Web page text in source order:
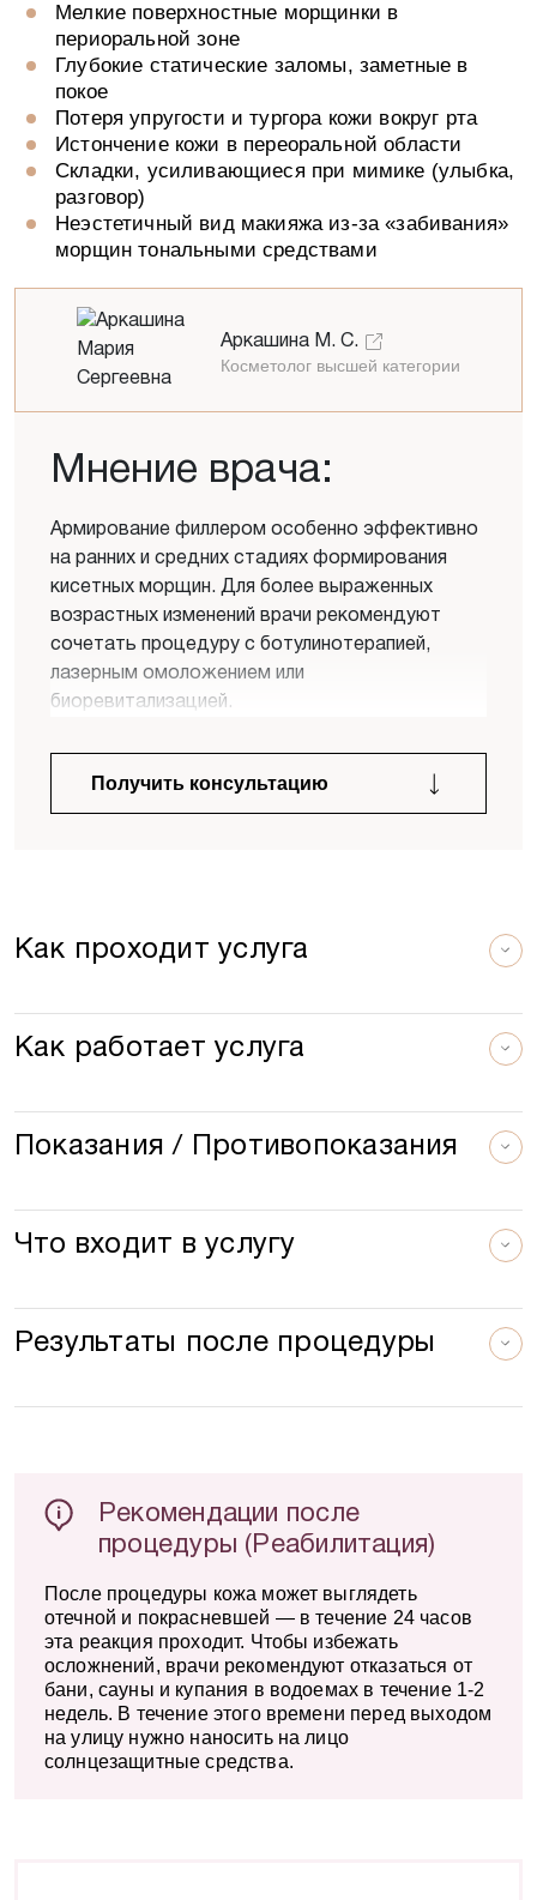
Мелкие поверхностные морщинки в
периоральной зоне
Глубокие статические заломы, заметные в
покое
Потеря упругости и тургора кожи вокруг рта
Истончение кожи в переоральной области
Складки, усиливающиеся при мимике (улыбка,
разговор)
Неэстетичный вид макияжа из-за «забивания»
морщин тональными средствами
Аркашина М. С.
Косметолог высшей категории
Мнение врача:
Армирование филлером особенно эффективно
на ранних и средних стадиях формирования
кисетных морщин. Для более выраженных
возрастных изменений врачи рекомендуют
сочетать процедуру с ботулинотерапией,
лазерным омоложением или
биоревитализацией.
Получить консультацию
Как проходит услуга
Как работает услуга
Показания / Противопоказания
Что входит в услугу
Результаты после процедуры
Рекомендации после
процедуры (Реабилитация)
После процедуры кожа может выглядеть
отечной и покрасневшей — в течение 24 часов
эта реакция проходит. Чтобы избежать
осложнений, врачи рекомендуют отказаться от
бани, сауны и купания в водоемах в течение 1-2
недель. В течение этого времени перед выходом
на улицу нужно наносить на лицо
солнцезащитные средства.
Если возникли вопросы, мы с радостью, и
в самые короткие сроки на них ответим!
Пожалуйста, представьтесь, как к Вам обращаться
Никакой рекламы и спама
Отправляя запрос Вы соглашаетесь на обработку
Оставьте свой отзыв
Мы будем рады, если вы поделитесь
своим мнением!
Расскажите о вашем впечатлении